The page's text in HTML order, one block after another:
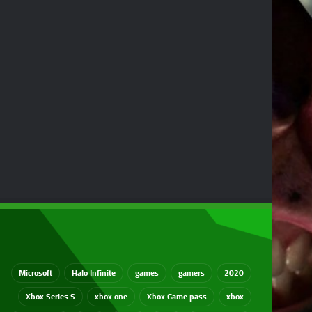
2020
gamers
games
Halo Infinite
Microsoft
xbox
Xbox Game pass
xbox one
Xbox Series S